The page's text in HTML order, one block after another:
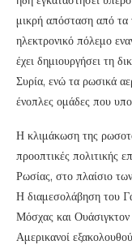
μικρή απόσταση από τα
ηλεκτρονικό πόλεμο
έχει δημιουργήσει τη
Συρία, ενώ τα ρωσικά
ένοπλες ομάδες που
Η κλιμάκωση της
προοπτικές πολιτικής
Ρωσίας, στο πλαίσιο
Η διαμεσολάβηση του
Μόσχας και
Αμερικανοί